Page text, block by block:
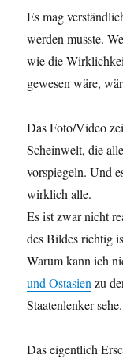
Es mag
werden musste.
wie die
gewesen wäre,
Das Foto/Video
Scheinwelt, die
vorspiegeln. Und
wirklich alle.
Es ist zwar nicht
des Bildes richtig
Warum kann ich
und Ostasienzu
Staatenlenker sehe.
Das eigentlich